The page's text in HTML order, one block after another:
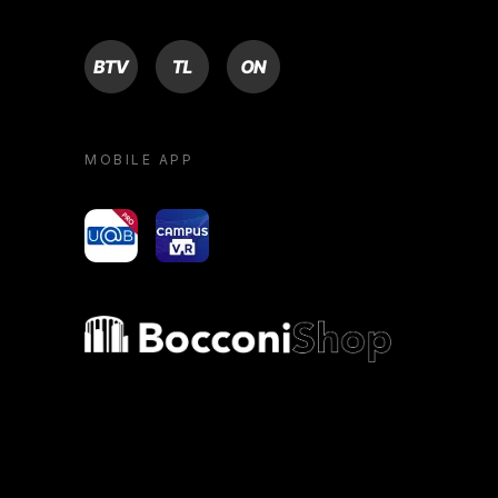
BTV TL ON
MOBILE APP
yoU@B Campus VR
Bocconi shop